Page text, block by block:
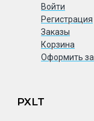
Войти
Регистрация
Заказы
Корзина
Оформить
PXLT